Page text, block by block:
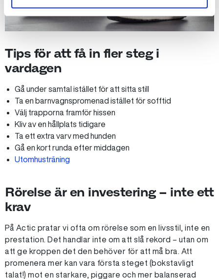
Tips för att få in fler steg i
vardagen
Gå under samtal istället för att sitta still
Ta en barnvagnspromenad istället för sofftid
Välj trapporna framför hissen
Kliv av en hållplats tidigare
Ta ett extra varv med hunden
Gå en kort runda efter middagen
Utomhusträning
Rörelse är en investering – inte ett
krav
På Actic pratar vi ofta om rörelse som en livsstil, inte en
prestation. Det handlar inte om att slå rekord – utan om
att ge kroppen det den behöver för att må bra. Att
promenera mer kan vara första steget (bokstavligt
talat!) mot en starkare, piggare och mer balanserad